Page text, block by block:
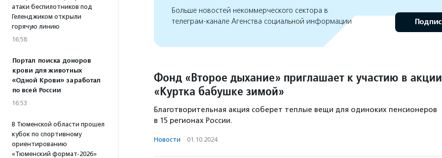
атаки беспилотников под
Геленджиком открыли
горячую линию
16:58
Портал поиска доноров
крови для животных
«Одной Крови» заработал
по всей России
16:53
В Тюменской области прошел
кубок по спортивному
ориентированию
«Тюменский формат-2026»
Больше новостей некоммерческого сектора в
телеграм-канале Агенства социальной информации
Фонд «Второе дыхание» приглашает к участию в акции
«Куртка бабушке зимой»
Благотворительная акция соберет теплые вещи для одиноких пенсионеров
в 15 регионах России.
Новости · 01.10.2024